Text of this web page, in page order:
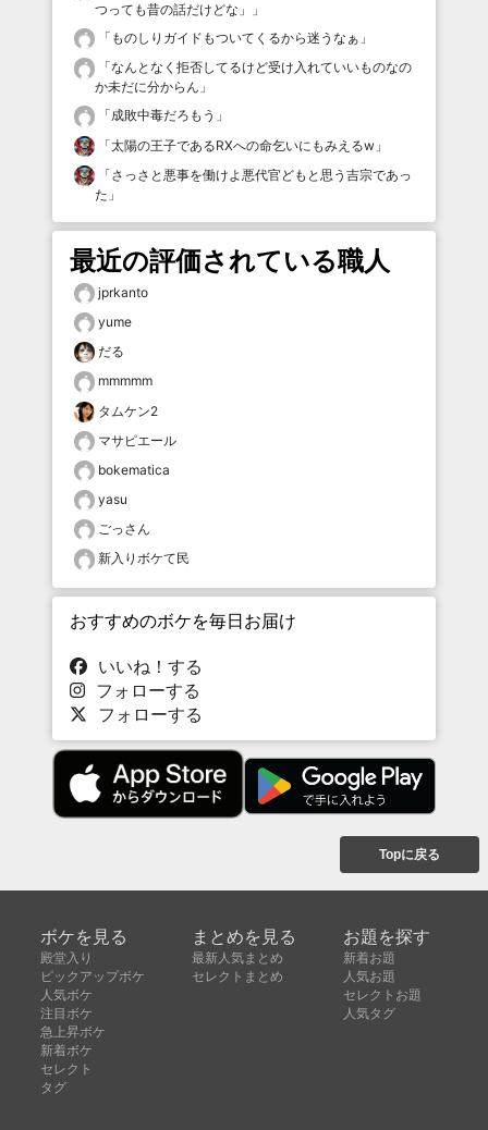
つっても昔の話だけどな」
」
「 ものしりガイドもついてくるから迷うなぁ 」
「なんとなく拒否してるけど受け入れていいものなの
か未だに分からん 」
「成敗中毒だろもう 」
「太陽の王子であるRXへの命乞いにもみえるw 」
「さっさと悪事を働けよ悪代官どもと思う吉宗であっ
た 」
最近の評価されている職人
jprkanto
yume
だる
mmmmm
タムケン2
マサピエール
bokematica
yasu
ごっさん
新入りボケて民
おすすめのボケを毎日お届け
いいね！する
フォローする
フォローする
Topに戻る
ボケを見る
殿堂入り
ピックアップボケ
人気ボケ
注目ボケ
急上昇ボケ
新着ボケ
セレクト
タグ
まとめを見る
最新人気まとめ
セレクトまとめ
お題を探す
新着お題
人気お題
セレクトお題
人気タグ